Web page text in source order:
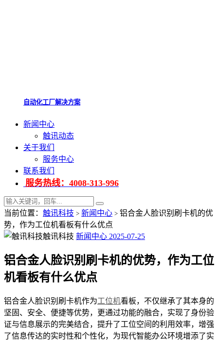
自动化工厂解决方案
新闻中心
触讯动态
关于我们
服务中心
联系我们
服务热线：4008-313-996
当前位置： 触讯科技 > 新闻中心 > 铝合金人脸识别刷卡机的优
势，作为工位机看板有什么优点
触讯科技 新闻中心 2025-07-25
铝合金人脸识别刷卡机的优势，作为工位
机看板有什么优点
铝合金人脸识别刷卡机作为工位机看板，不仅继承了其本身的
坚固、安全、便捷等优势，更通过功能的融合，实现了身份验
证与信息展示的完美结合，提升了工位空间的利用效率，增强
了信息传达的实时性和个性化，为现代智能办公环境增添了实